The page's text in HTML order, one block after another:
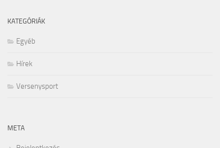
KATEGÓRIÁK
Egyéb
Hírek
Versenysport
META